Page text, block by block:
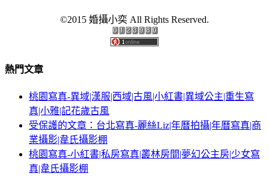
©2015 婚攝小奕 All Rights Reserved.
熱門文章
桃園寫真-異域|漢服|西域|古風|小紅書|異域公主|重生寫
真|小雅|記花歲古風
受保護的文章：台北寫真-麗絲Liz|年曆拍攝|年曆寫真|商
業攝影|韋氏攝影棚
桃園寫真-小紅書|私房寫真|叢林房間|夢幻公主房|少女寫
真|韋氏攝影棚